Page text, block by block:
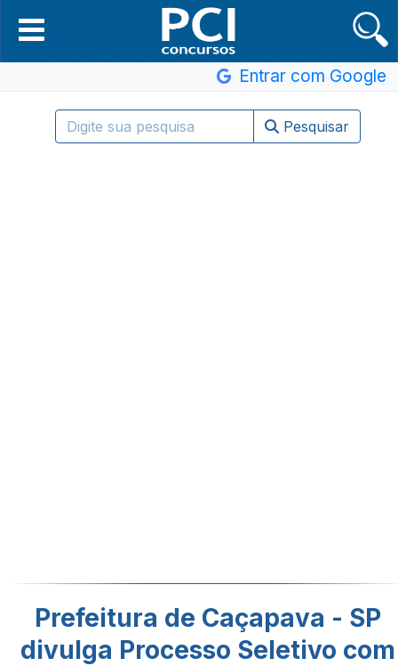
Entrar com Google
Pesquisar
Prefeitura de Caçapava - SP
divulga Processo Seletivo com